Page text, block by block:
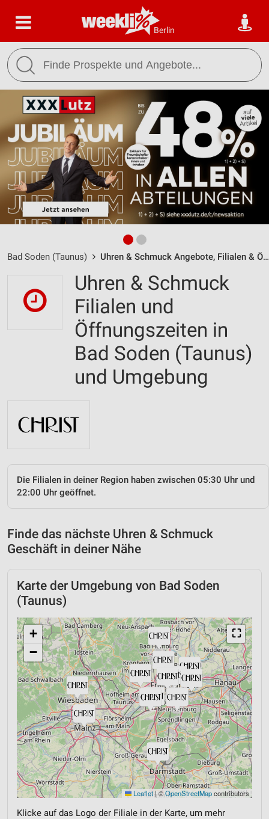
Berlin
Bad Soden (Taunus) Uhren & Schmuck Angebote, Filialen & Öffnungszeiten
Uhren & Schmuck
Filialen und
Öffnungszeiten in
Bad Soden (Taunus)
und Umgebung
Die Filialen in deiner Region haben zwischen 05:30 Uhr und
22:00 Uhr geöffnet.
Finde das nächste Uhren & Schmuck
Geschäft in deiner Nähe
Karte der Umgebung von Bad Soden
(Taunus)
⛶
+
−
Leaflet |©OpenStreetMapcontributors
Klicke auf das Logo der Filiale in der Karte, um mehr